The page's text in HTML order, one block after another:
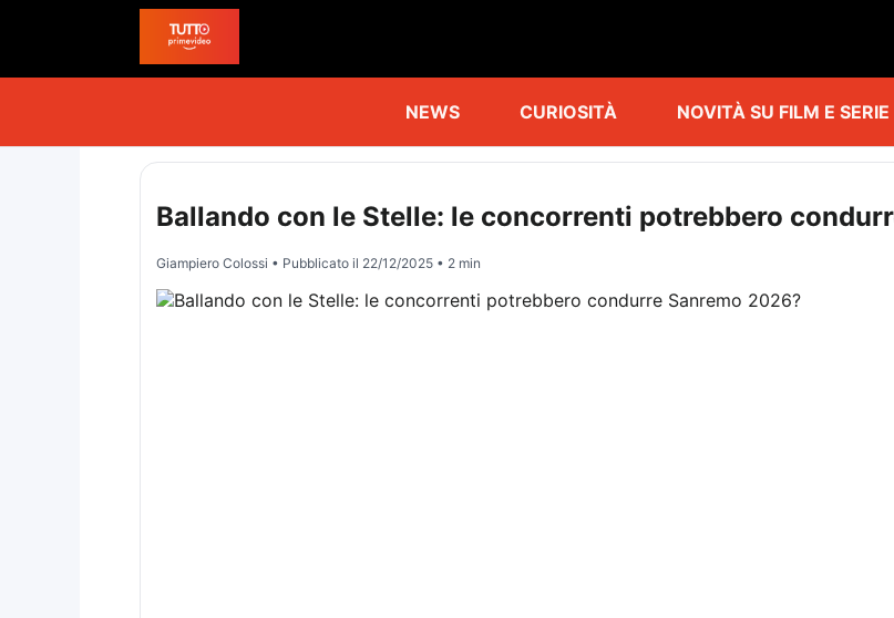
NEWS CURIOSITÀ NOVITÀ SU FILM E SERIE
Ballando con le Stelle: le concorrenti potrebbero
Giampiero Colossi • Pubblicato il 22/12/2025• 2 min